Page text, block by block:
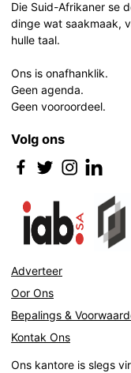
Die Suid-Afrikaner se
dinge wat saakmaak,
hulle taal.
Ons is onafhanklik.
Geen agenda.
Geen vooroordeel.
Volg ons
Adverteer
Oor Ons
Bepalings &
Kontak Ons
Ons kantore is slegs